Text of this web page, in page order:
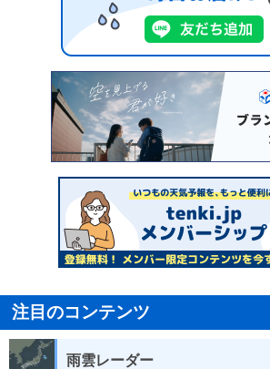
注目のコンテンツ
雨雲レーダー